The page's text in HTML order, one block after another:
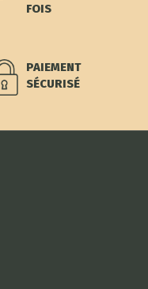
FOIS
PAIEMENT
SÉCURISÉ